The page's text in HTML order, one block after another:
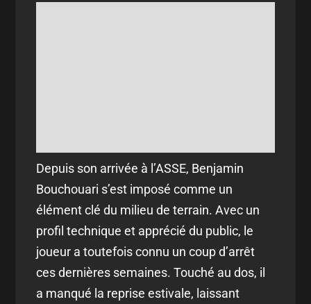
Depuis son arrivée à l’ASSE, Benjamin
Bouchouari s’est imposé comme un
élément clé du milieu de terrain. Avec un
profil technique et apprécié du public, le
joueur a toutefois connu un coup d’arrêt
ces dernières semaines. Touché au dos, il
a manqué la reprise estivale, laissant